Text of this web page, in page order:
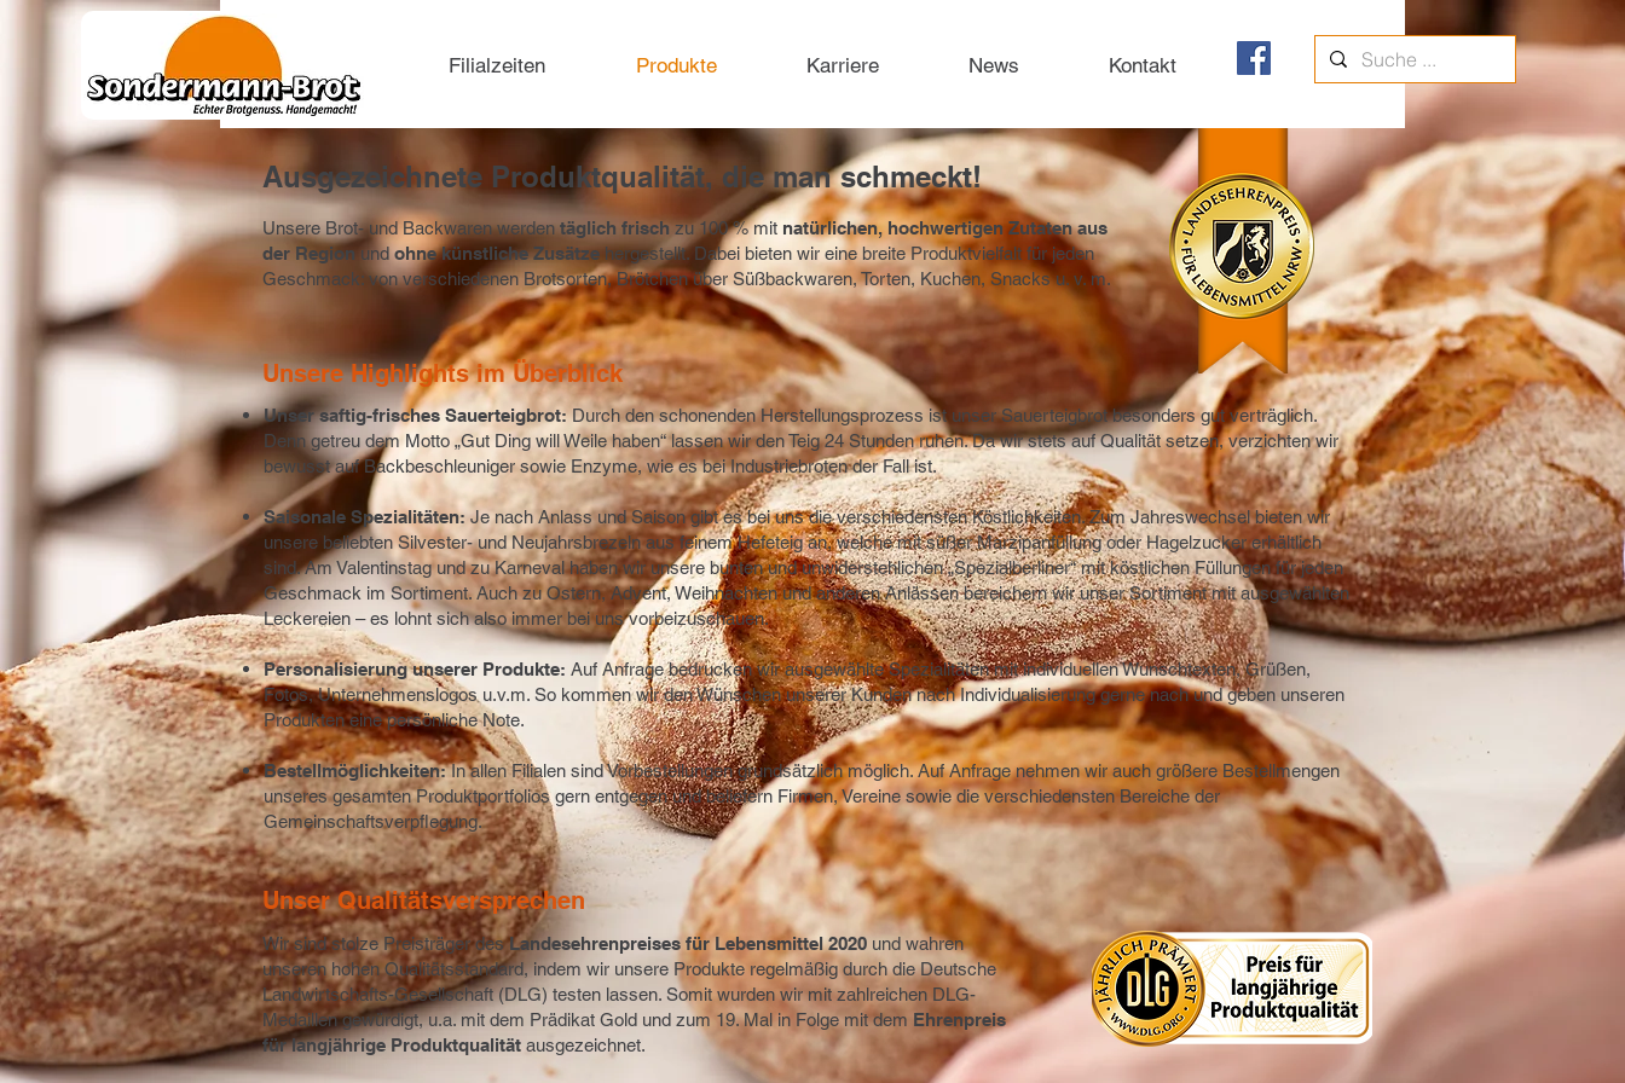
Filialzeiten Produkte Karriere News Kontakt
Ausgezeichnete Produktqualität, die man schmeckt!​
Unsere Brot- und Backwaren werden täglich frisch zu 100 % mit natürlichen, hochwertigen Zutaten aus
der Region und ohne künstliche Zusätze hergestellt. Dabei bieten wir eine breite Produktvielfalt für jeden
Geschmack: von verschiedenen Brotsorten, Brötchen über Süßbackwaren, Torten, Kuchen, Snacks u. v. m.
Unsere Highlights im Überblick
Unser saftig-frisches Sauerteigbrot: Durch den schonenden Herstellungsprozess ist unser Sauerteigbrot besonders gut verträglich.
Denn getreu dem Motto „Gut Ding will Weile haben“ lassen wir den Teig 24 Stunden ruhen. Da wir stets auf Qualität setzen, verzichten wir
bewusst auf Backbeschleuniger sowie Enzyme, wie es bei Industriebroten der Fall ist.
Saisonale Spezialitäten:Je nach Anlass und Saison gibt es bei uns die verschiedensten Köstlichkeiten. Zum Jahreswechsel bieten wir
unsere beliebten Silvester- und Neujahrsbrezeln aus feinem Hefeteig an, welche mit süßer Marzipanfüllung oder Hagelzucker erhältlich
sind. Am Valentinstag und zu Karneval haben wir unsere bunten und unwiderstehlichen „Spezialberliner“ mit köstlichen Füllungen für jeden
Geschmack im Sortiment. Auch zu Ostern, Advent, Weihnachten und anderen Anlässen bereichern wir unser Sortiment mit ausgewählten
Leckereien – es lohnt sich also immer bei uns vorbeizuschauen.
Personalisierung unserer Produkte: Auf Anfrage bedrucken wir ausgewählte Spezialitäten mit individuellen Wunschtexten, Grüßen,
Fotos, Unternehmenslogos u.v.m. So kommen wir den Wünschen unserer Kunden nach Individualisierung gerne nach und geben unseren
Produkten eine persönliche Note.
Bestellmöglichkeiten:In allen Filialen sind Vorbestellungen grundsätzlich möglich. Auf Anfrage nehmen wir auch größere Bestellmengen
unseres gesamten Produktportfolios gern entgegen und beliefern Firmen, Vereine sowie die verschiedensten Bereiche der
Gemeinschaftsverpflegung.
Unser Qualitätsversprechen
Wir sind stolze Preisträger desLandesehrenpreises für Lebensmittel 2020 und wahren
unseren hohen Qualitätsstandard, indem wir unsere Produkte regelmäßig durch die Deutsche
Landwirtschafts-Gesellschaft (DLG) testen lassen. Somit wurden wir mit zahlreichen DLG-
Medaillen gewürdigt, u.a. mit dem Prädikat Gold und zum 19. Mal in Folge mit dem Ehrenpreis
für langjährige Produktqualität ausgezeichnet.